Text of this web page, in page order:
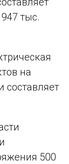
тыс.
на
составляет
500